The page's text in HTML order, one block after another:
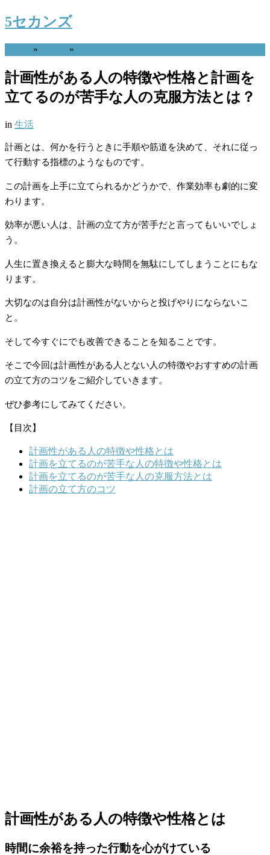
5セカンズ
» »
計画性がある人の特徴や性格と計画を
立てるのが苦手な人の克服方法とは？
in 生活
計画とは、何かを行うときに手順や筋道を決めて、それに従っ
て行動する指標のようなものです。
この計画を上手に立てられるかどうかで、作業効率も劇的に変
わります。
効率が悪い人は、計画の立て方が苦手だと言ってもいいでしょ
う。
人生に置き換えると膨大な時間を無駄にしてしまうことにもな
ります。
大切なのは自分は計画性がないからと投げやりにならないこ
と。
そして今すぐにでも改善できることを知ることです。
そこで今回は計画性がある人とない人の特徴やおすすめの計画
の立て方のコツをご紹介していきます。
ぜひ参考にしてみてください。
【目次】
計画性がある人の特徴や性格とは
計画を立てるのが苦手な人の特徴や性格とは
計画を立てるのが苦手な人の克服方法とは
計画の立て方のコツ
計画性がある人の特徴や性格とは
時間に余裕を持った行動を心がけている